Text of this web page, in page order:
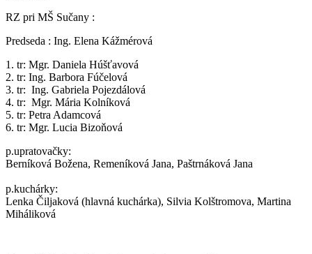
RZ pri MŠ Sučany :
Predseda : Ing. Elena Kážmérová
1. tr: Mgr. Daniela Húšťavová
2. tr: Ing. Barbora Fúčelová
3. tr: Ing. Gabriela Pojezdálová
4. tr: Mgr. Mária Kolníková
5. tr: Petra Adamcová
6. tr: Mgr. Lucia Bizoňová
p.upratovačky:
Berníková Božena, Remeníková Jana, Paštrnáková Jana
p.kuchárky:
Lenka Čiljaková (hlavná kuchárka), Silvia Kolštromova, Martina
Miháliková